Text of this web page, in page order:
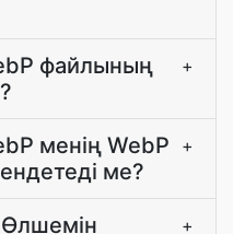
файлының
+
менің WebP
ме?
+
Өлшемін
+